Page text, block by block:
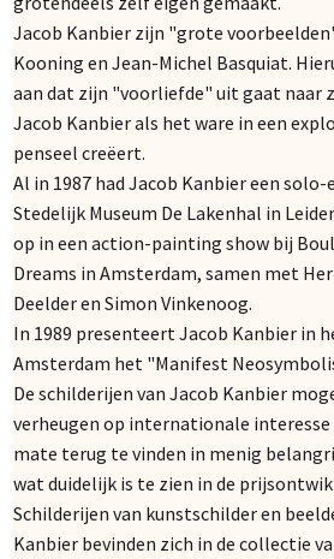
Jacob Kanbier zijn "grote
Kooning en Jean-Michel Basquiat.
aan dat zijn "voorliefde" uit gaat naar
Jacob Kanbier als het ware in een
penseel creëert.
Al in 1987 had Jacob Kanbier een
Stedelijk Museum De Lakenhal in
op in een action-painting show bij
Dreams in Amsterdam, samen met
Deelder en Simon Vinkenoog.
In 1989 presenteert Jacob Kanbier in
Amsterdam het "Manifest
De schilderijen van Jacob Kanbier
verheugen op internationale
mate terug te vinden in menig
wat duidelijk is te zien in de
Schilderijen van kunstschilder en
Kanbier bevinden zich in de collectie